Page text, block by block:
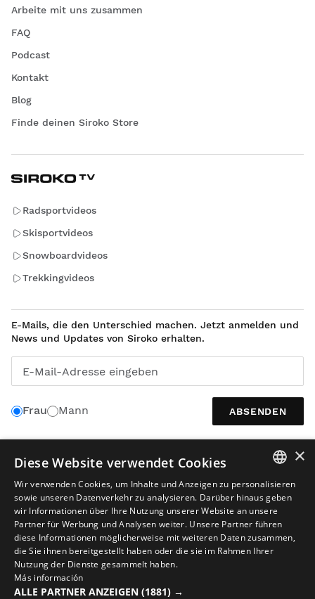
Arbeite mit uns zusammen
FAQ
Podcast
Kontakt
Blog
Finde deinen Siroko Store
Radsportvideos
Skisportvideos
Snowboardvideos
Trekkingvideos
E-Mails, die den Unterschied machen. Jetzt anmelden und
News und Updates von Siroko erhalten.
E-Mail-Adresse eingeben
Frau Mann ABSENDEN
DEUTSCH
Rechtlicher Hinweis Cookies Allgemeine Geschäftsbedingungen
KI in Bildinhalten
SPANISH
ENGLISH
GREEK
×
Diese Website verwendet Cookies
Wir verwenden Cookies, um Inhalte und Anzeigen zu personalisieren
sowie unseren Datenverkehr zu analysieren. Darüber hinaus geben
wir Informationen über Ihre Nutzung unserer Website an unsere
Partner für Werbung und Analysen weiter. Unsere Partner führen
diese Informationen möglicherweise mit weiteren Daten zusammen,
die Sie ihnen bereitgestellt haben oder die sie im Rahmen Ihrer
Nutzung der Dienste gesammelt haben.
Más información
ALLE PARTNER ANZEIGEN (1881) →